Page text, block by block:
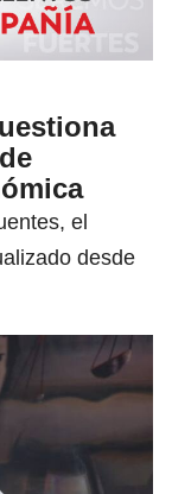
el
desde